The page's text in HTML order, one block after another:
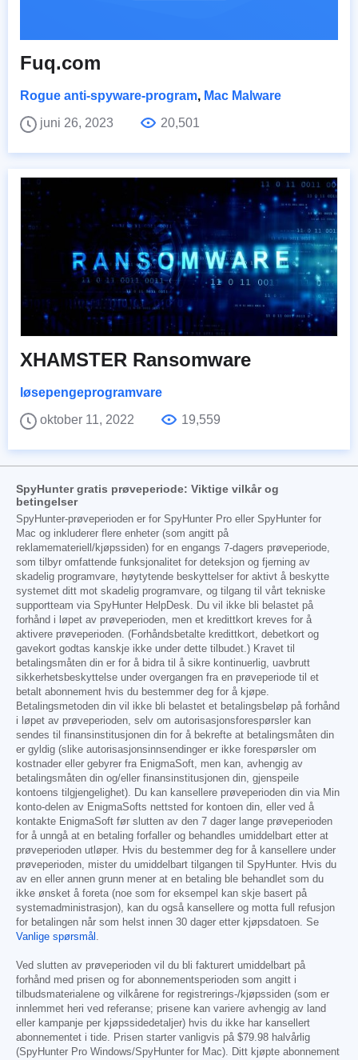
Fuq.com
Rogue anti-spyware-program, Mac Malware
juni 26, 2023
20,501
XHAMSTER Ransomware
løsepengeprogramvare
oktober 11, 2022
19,559
SpyHunter gratis prøveperiode: Viktige vilkår og
betingelser
SpyHunter-prøveperioden er for SpyHunter Pro eller SpyHunter for
Mac og inkluderer flere enheter (som angitt på
reklamemateriell/kjøpssiden) for en engangs 7-dagers prøveperiode,
som tilbyr omfattende funksjonalitet for deteksjon og fjerning av
skadelig programvare, høytytende beskyttelser for aktivt å beskytte
systemet ditt mot skadelig programvare, og tilgang til vårt tekniske
supportteam via SpyHunter HelpDesk. Du vil ikke bli belastet på
forhånd i løpet av prøveperioden, men et kredittkort kreves for å
aktivere prøveperioden. (Forhåndsbetalte kredittkort, debetkort og
gavekort godtas kanskje ikke under dette tilbudet.) Kravet til
betalingsmåten din er for å bidra til å sikre kontinuerlig, uavbrutt
sikkerhetsbeskyttelse under overgangen fra en prøveperiode til et
betalt abonnement hvis du bestemmer deg for å kjøpe.
Betalingsmetoden din vil ikke bli belastet et betalingsbeløp på forhånd
i løpet av prøveperioden, selv om autorisasjonsforespørsler kan
sendes til finansinstitusjonen din for å bekrefte at betalingsmåten din
er gyldig (slike autorisasjonsinnsendinger er ikke forespørsler om
kostnader eller gebyrer fra EnigmaSoft, men kan, avhengig av
betalingsmåten din og/eller finansinstitusjonen din, gjenspeile
kontoens tilgjengelighet). Du kan kansellere prøveperioden din via Min
konto-delen av EnigmaSofts nettsted for kontoen din, eller ved å
kontakte EnigmaSoft før slutten av den 7 dager lange prøveperioden
for å unngå at en betaling forfaller og behandles umiddelbart etter at
prøveperioden utløper. Hvis du bestemmer deg for å kansellere under
prøveperioden, mister du umiddelbart tilgangen til SpyHunter. Hvis du
av en eller annen grunn mener at en betaling ble behandlet som du
ikke ønsket å foreta (noe som for eksempel kan skje basert på
systemadministrasjon), kan du også kansellere og motta full refusjon
for betalingen når som helst innen 30 dager etter kjøpsdatoen. Se
Vanlige spørsmål .
Ved slutten av prøveperioden vil du bli fakturert umiddelbart på
forhånd med prisen og for abonnementsperioden som angitt i
tilbudsmaterialene og vilkårene for registrerings-/kjøpssiden (som er
innlemmet heri ved referanse; prisene kan variere avhengig av land
eller kampanje per kjøpssidedetaljer) hvis du ikke har kansellert
abonnementet i tide. Prisen starter vanligvis på $79.98 halvårlig
(SpyHunter Pro Windows/SpyHunter for Mac). Ditt kjøpte abonnement